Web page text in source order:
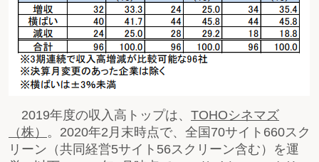
2019年度の収入高トップは、 TOHOシネマズ
（株） 。2020年2月末時点で、全国70サイト660スク
リーン（共同経営5サイト56スクリーン含む）を運